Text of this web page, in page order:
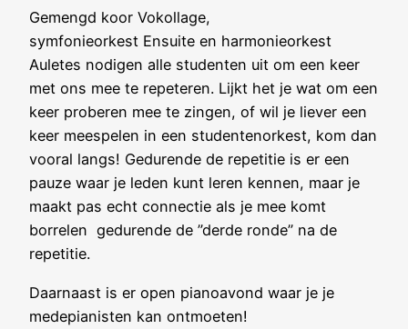
Gemengd koor Vokollage,
symfonieorkest Ensuite en harmonieorkest
Auletes nodigen alle studenten uit om een keer
met ons mee te repeteren. Lijkt het je wat om een
keer proberen mee te zingen, of wil je liever een
keer meespelen in een studentenorkest, kom dan
vooral langs! Gedurende de repetitie is er een
pauze waar je leden kunt leren kennen, maar je
maakt pas echt connectie als je mee komt
borrelen gedurende de ”derde ronde” na de
repetitie.
Daarnaast is er open pianoavond waar je je
medepianisten kan ontmoeten!